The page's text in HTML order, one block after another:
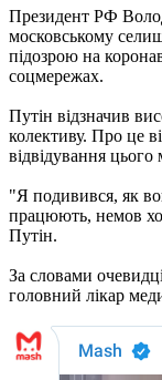
Президент РФ
московському
підозрою на
соцмережах.
Путін відзначив
колективу. Про це
відвідування цього
"Я подивився, як
працюють, немов
Путін.
За словами
головний лікар